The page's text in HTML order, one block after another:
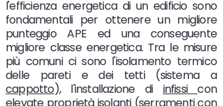
l'efficienza energetica di un edificio sono
fondamentali per ottenere un migliore
punteggio APE ed una conseguente
migliore classe energetica. Tra le misure
più comuni ci sono l'isolamento termico
delle pareti e dei tetti (sistema a
cappotto), l'installazione di infissicon